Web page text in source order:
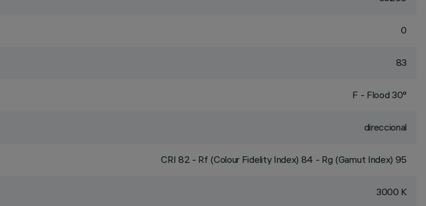
0
83
F - Flood 30°
direccional
CRI 82 - Rf (Colour Fidelity Index) 84 - Rg (Gamut Index) 95
3000 K